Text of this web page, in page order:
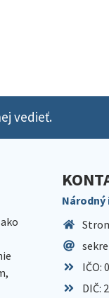
vedieť.
IČO:
DIČ: